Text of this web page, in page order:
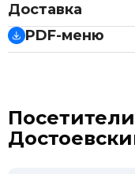
Доставка
Салаты
Сельдь бочечная,
Борщ
Щи суточные
PDF-меню
Основное меню
Банкетное меню
Банкетное меню